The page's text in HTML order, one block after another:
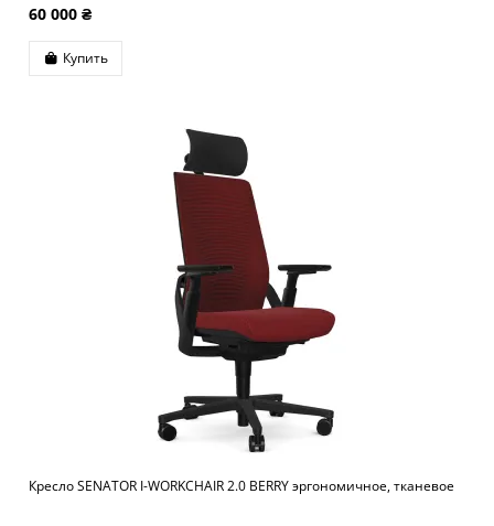
60 000 ₴
Купить
Кресло SENATOR I-WORKCHAIR 2.0 BERRY эргономичное, тканевое